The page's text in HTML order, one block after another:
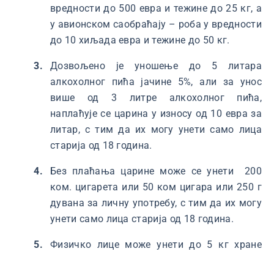
вредности до 500 евра и тежине до 25 кг, а
у авионском саобраћају – роба у вредности
до 10 хиљада евра и тежине до 50 кг.
Дозвољено је уношење до 5 литара
алкохолног пића јачине 5%, али за унос
више од 3 литре алкохолног пића,
наплаћује се царина у износу од 10 евра за
литар, с тим да их могу унети само лица
старија од 18 година.
Без плаћања царине може се унети 200
ком. цигарета или 50 ком цигара или 250 г
дувана за личну употребу, с тим да их могу
унети само лица старија од 18 година.
Физичко лице може унети до 5 кг хране